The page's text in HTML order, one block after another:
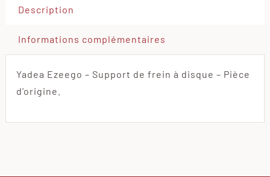
Description
Informations complémentaires
Yadea Ezeego – Support de frein à disque – Pièce
d’origine.